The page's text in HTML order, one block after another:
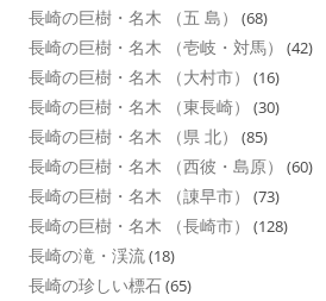
長崎の巨樹・名木 （五 島） (68)
長崎の巨樹・名木 （壱岐・対馬） (42)
長崎の巨樹・名木 （大村市） (16)
長崎の巨樹・名木 （東長崎） (30)
長崎の巨樹・名木 （県 北） (85)
長崎の巨樹・名木 （西彼・島原） (60)
長崎の巨樹・名木 （諌早市） (73)
長崎の巨樹・名木 （長崎市） (128)
長崎の滝・渓流(18)
長崎の珍しい標石(65)